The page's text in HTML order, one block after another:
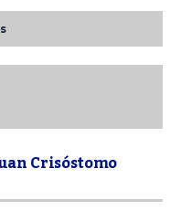
Crisóstomo